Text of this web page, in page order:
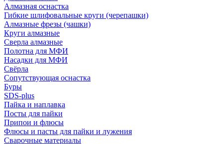
Алмазная оснастка
Гибкие шлифовальные круги (черепашки)
Алмазные фрезы (чашки)
Круги алмазные
Сверла алмазные
Полотна для МФИ
Насадки для МФИ
Свёрла
Сопутствующая оснастка
Буры
SDS-plus
Пайка и наплавка
Посты для пайки
Припои и флюсы
Флюсы и пасты для пайки и лужения
Сварочные материалы